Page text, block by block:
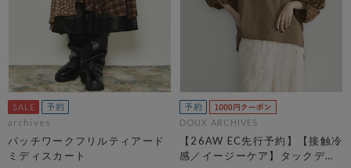
archives
パッチワークフリルティアード
ミディスカート
DOUX ARCHIVES
【26AW EC先行予約】【接触冷
感／イージーケア】タックデザ